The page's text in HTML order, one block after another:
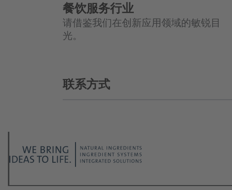
餐饮服务行业
请借鉴我们在创新应用领域的敏锐目
光。
联系方式
*
职位: